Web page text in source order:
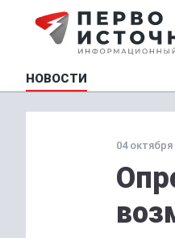
НОВОСТИ
04 октября